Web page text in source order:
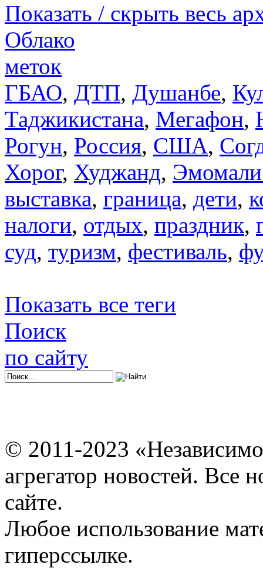
Показать / скрыть весь
Облако
меток
ГБАО, ДТП, Душанбе,
Таджикистана, Мегафон,
Рогун, Россия, США,
Хорог, Худжанд,
выставка, граница, дети,
налоги, отдых, праздник,
суд, туризм, фестиваль,
Показать все теги
Поиск
по сайту
© 2011-2023
агрегатор новостей. Все
сайте.
Любое использование
гиперссылке.